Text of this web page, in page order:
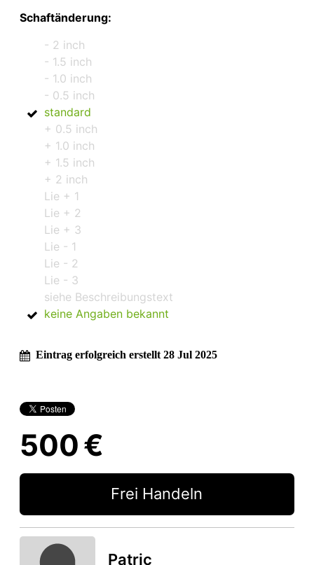
Schaftänderung:
- 2 inch
- 1.5 inch
- 1.0 inch
- 0.5 inch
standard
+ 0.5 inch
+ 1.0 inch
+ 1.5 inch
+ 2 inch
Lie + 1
Lie + 2
Lie + 3
Lie - 1
Lie - 2
Lie - 3
siehe Beschreibungstext
keine Angaben bekannt
Eintrag erfolgreich erstellt 28 Jul 2025
500 €
Frei Handeln
Patric